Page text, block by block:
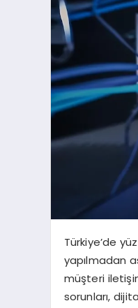
Türkiye’de
yapılmadan
müşteri
sorunları,